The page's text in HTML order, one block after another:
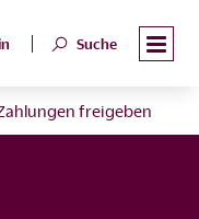
Suche
freigeben